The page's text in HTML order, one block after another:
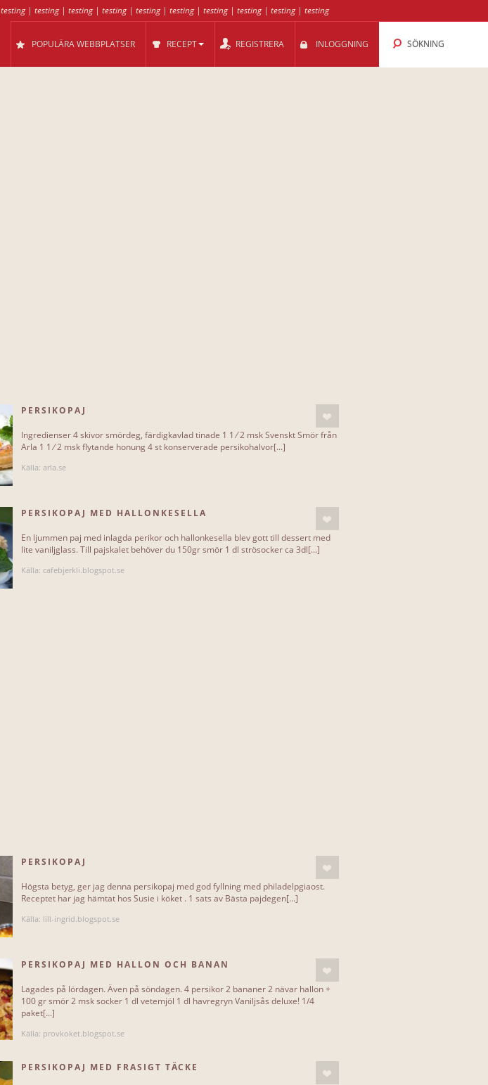
testing| testing| testing| testing| testing| testing| testing| testing| testing| testing
POPULÄRA WEBBPLATSER RECEPT REGISTRERA INLOGGNING SÖKNING
PERSIKOPAJ
Ingredienser 4 skivor smördeg, färdigkavlad tinade 1 1 ⁄ 2 msk Svenskt Smör från
Arla 1 1 ⁄ 2 msk flytande honung 4 st konserverade persikohalvor[...]
Källa: arla.se
PERSIKOPAJ MED HALLONKESELLA
En ljummen paj med inlagda perikor och hallonkesella blev gott till dessert med
lite vaniljglass. Till pajskalet behöver du 150gr smör 1 dl strösocker ca 3dl[...]
Källa: cafebjerkli.blogspot.se
PERSIKOPAJ
Högsta betyg, ger jag denna persikopaj med god fyllning med philadelpgiaost.
Receptet har jag hämtat hos Susie i köket . 1 sats av Bästa pajdegen[...]
Källa: lill-ingrid.blogspot.se
PERSIKOPAJ MED HALLON OCH BANAN
Lagades på lördagen. Även på söndagen. 4 persikor 2 bananer 2 nävar hallon +
100 gr smör 2 msk socker 1 dl vetemjöl 1 dl havregryn Vaniljsås deluxe! 1/4
paket[...]
Källa: provkoket.blogspot.se
PERSIKOPAJ MED FRASIGT TÄCKE